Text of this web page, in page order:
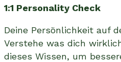
1:1 Personality Check
Deine Persönlichkeit auf
Verstehe was dich
dieses Wissen, um